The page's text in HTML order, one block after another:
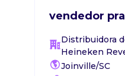
vendedor
Distribuidora
Heineken
Joinville/SC